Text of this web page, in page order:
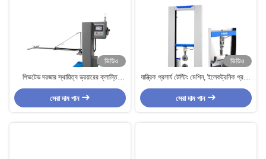
ভিডিও
পিভটেড দরজার স্থায়িত্ব ড্রয়ারের ক্লান্তি
পরীক্ষার যন্ত্র আসবাবপত্র পরীক্ষার মেশিন
সেরা দাম পান
ভিডিও
যান্ত্রিক প্রসার্য টেস্টিং মেশিন, ইলেকট্রনিক প্রসার্য
স্ট্রেংথ টেস্ট যন্ত্রপাতি
সেরা দাম পান